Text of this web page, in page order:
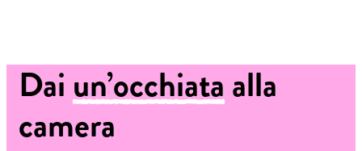
Dai un’occhiataalla
camera